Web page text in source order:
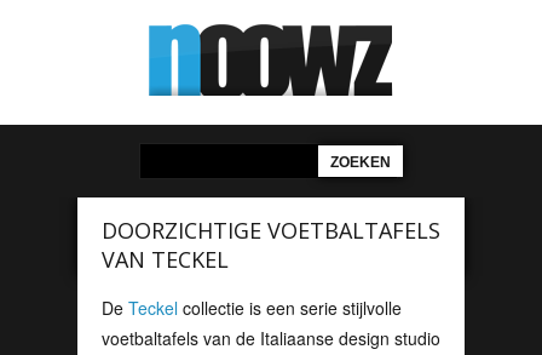
DOORZICHTIGE VOETBALTAFELS
VAN TECKEL
De Teckel collectie is een serie stijlvolle
voetbaltafels van de Italiaanse design studio